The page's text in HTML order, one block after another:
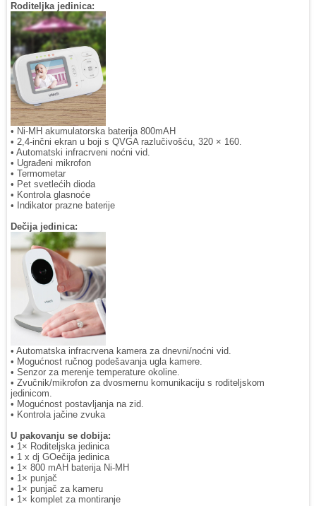
Roditeljka jedinica:
• Ni-MH akumulatorska baterija 800mAH
• 2,4-inčni ekran u boji s QVGA razlučivošću, 320 × 160.
• Automatski infracrveni noćni vid.
• Ugrađeni mikrofon
• Termometar
• Pet svetlećih dioda
• Kontrola glasnoće
• Indikator prazne baterije
Dečija jedinica:
• Automatska infracrvena kamera za dnevni/noćni vid.
• Mogućnost ručnog podešavanja ugla kamere.
• Senzor za merenje temperature okoline.
• Zvučnik/mikrofon za dvosmernu komunikaciju s roditeljskom
jedinicom.
• Mogućnost postavljanja na zid.
• Kontrola jačine zvuka
U pakovanju se dobija:
• 1× Roditeljska jedinica
• 1 x dj GOečija jedinica
• 1× 800 mAH baterija Ni-MH
• 1× punjač
• 1× punjač za kameru
• 1× komplet za montiranje